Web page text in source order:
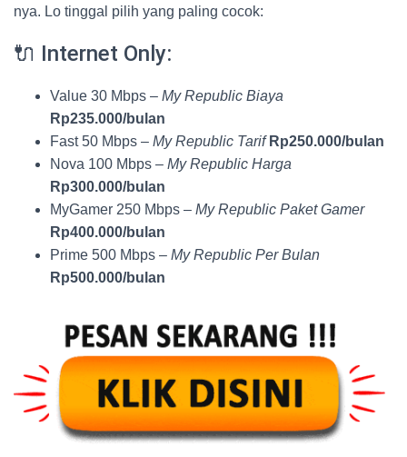
nya. Lo tinggal pilih yang paling cocok:
🔌 Internet Only:
Value 30 Mbps – My Republic Biaya
Rp235.000/bulan
Fast 50 Mbps – My Republic Tarif Rp250.000/bulan
Nova 100 Mbps – My Republic Harga
Rp300.000/bulan
MyGamer 250 Mbps – My Republic Paket Gamer
Rp400.000/bulan
Prime 500 Mbps – My Republic Per Bulan
Rp500.000/bulan